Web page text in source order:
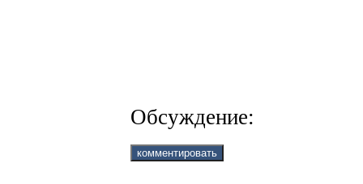
Обсуждение: